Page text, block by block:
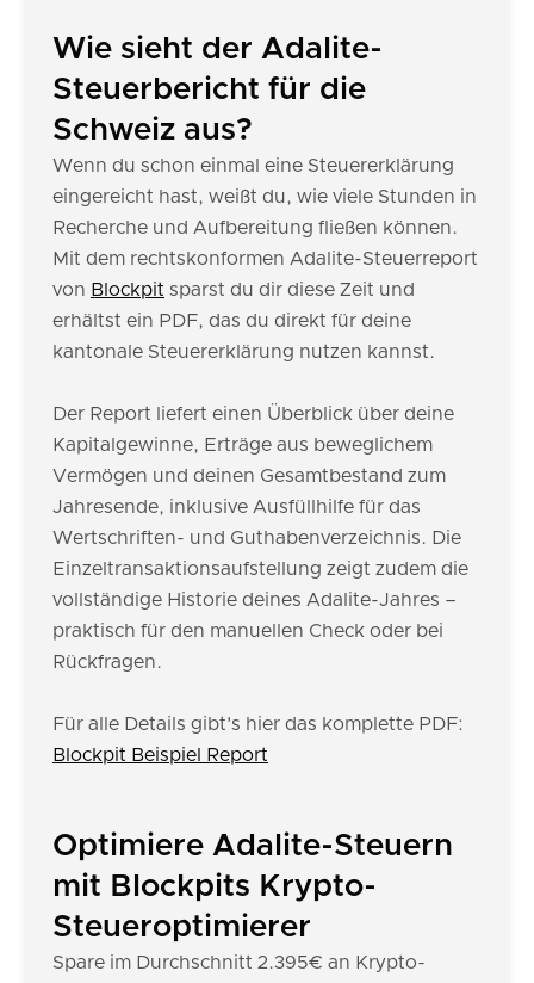
Wie sieht der Adalite-
Steuerbericht für die
Schweiz aus?
Wenn du schon einmal eine Steuererklärung
eingereicht hast, weißt du, wie viele Stunden in
Recherche und Aufbereitung fließen können.
Mit dem rechtskonformen Adalite-Steuerreport
von Blockpit sparst du dir diese Zeit und
erhältst ein PDF, das du direkt für deine
kantonale Steuererklärung nutzen kannst.
Der Report liefert einen Überblick über deine
Kapitalgewinne, Erträge aus beweglichem
Vermögen und deinen Gesamtbestand zum
Jahresende, inklusive Ausfüllhilfe für das
Wertschriften- und Guthabenverzeichnis. Die
Einzeltransaktionsaufstellung zeigt zudem die
vollständige Historie deines Adalite-Jahres –
praktisch für den manuellen Check oder bei
Rückfragen.
Für alle Details gibt's hier das komplette PDF:
Blockpit Beispiel Report
Optimiere Adalite-Steuern
mit Blockpits Krypto-
Steueroptimierer
Spare im Durchschnitt 2.395€ an Krypto-